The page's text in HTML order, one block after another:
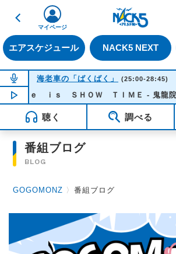
戻る
エアスケジュール NACK5 NEXT
マイページ
NOW ON AIR
海老車の「ばくばく」 (25:00-28:45)
NOW PLAYING04:11
ｉｆｅ ｉｓ ＳＨＯＷ ＴＩＭＥ - 鬼龍院翔
聴く 調べる
番組ブログ
BLOG
GOGOMONZ 〉番組ブログ